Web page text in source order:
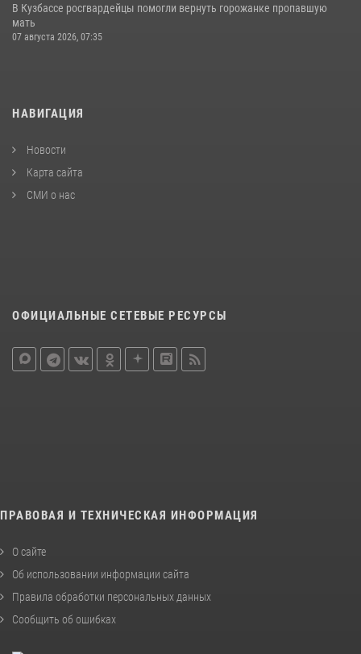
В Кузбассе росгвардейцы помогли вернуть горожанке пропавшую
мать
07 августа 2026, 07:35
НАВИГАЦИЯ
Новости
Карта сайта
СМИ о нас
ОФИЦИАЛЬНЫЕ СЕТЕВЫЕ РЕСУРСЫ
ПРАВОВАЯ И ТЕХНИЧЕСКАЯ ИНФОРМАЦИЯ
О сайте
Об использовании информации сайта
Правила обработки персональных данных
Сообщить об ошибках